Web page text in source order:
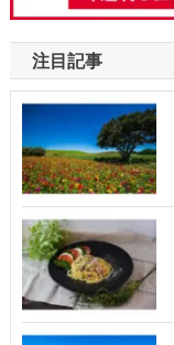
注目記事